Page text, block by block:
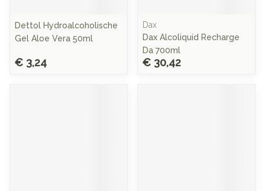
Dettol Hydroalcoholische
Gel Aloe Vera 50ml
€ 3,24
Dax
Dax Alcoliquid Recharge
Da 700ml
€ 30,42